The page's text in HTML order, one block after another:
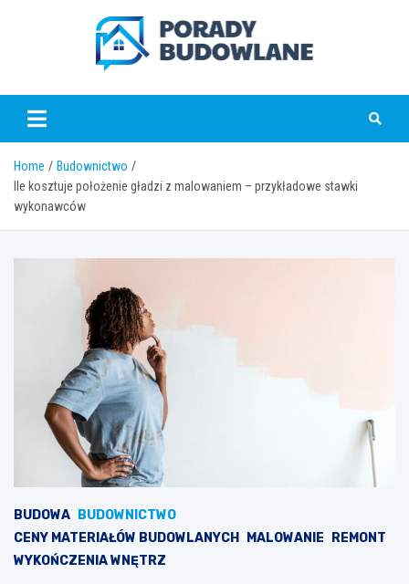
poradybudowlane.pl
Home
Budownictwo
Ile kosztuje położenie gładzi z malowaniem – przykładowe stawki
wykonawców
BUDOWA
BUDOWNICTWO
CENY MATERIAŁÓW BUDOWLANYCH
MALOWANIE
REMONT
WYKOŃCZENIA WNĘTRZ